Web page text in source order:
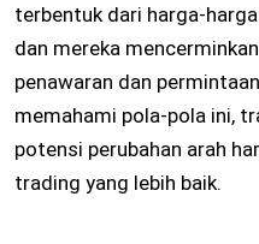
terbentuk dari harga-
dan mereka
penawaran dan
memahami pola-pola ini,
potensi perubahan arah
trading yang lebih baik.